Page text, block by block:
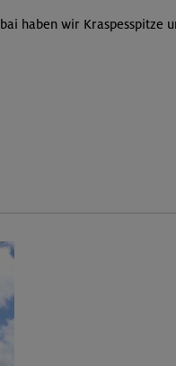
haben wir Kraspesspitze